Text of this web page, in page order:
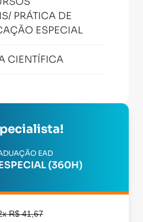
PRÁTICA DE
ESPECIAL
CIENTÍFICA
EAD
(360H)
R$ 41,67